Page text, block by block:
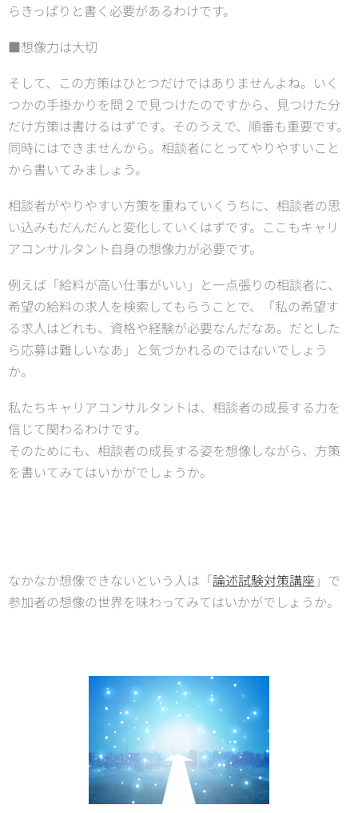
らきっぱりと書く必要があるわけです。
■想像力は大切
そして、この方策はひとつだけではありませんよね。いく
つかの手掛かりを問２で見つけたのですから、見つけた分
だけ方策は書けるはずです。そのうえで、順番も重要です。
同時にはできませんから。相談者にとってやりやすいこと
から書いてみましょう。
相談者がやりやすい方策を重ねていくうちに、相談者の思
い込みもだんだんと変化していくはずです。ここもキャリ
アコンサルタント自身の想像力が必要です。
例えば「給料が高い仕事がいい」と一点張りの相談者に、
希望の給料の求人を検索してもらうことで、「私の希望す
る求人はどれも、資格や経験が必要なんだなあ。だとした
ら応募は難しいなあ」と気づかれるのではないでしょう
か。
私たちキャリアコンサルタントは、相談者の成長する力を
信じて関わるわけです。
そのためにも、相談者の成長する姿を想像しながら、方策
を書いてみてはいかがでしょうか。
なかなか想像できないという人は「論述試験対策講座 」で
参加者の想像の世界を味わってみてはいかがでしょうか。